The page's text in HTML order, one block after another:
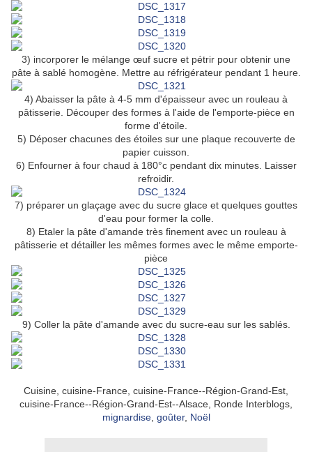
3) incorporer le mélange œuf sucre et pétrir pour obtenir une
pâte à sablé homogène. Mettre au réfrigérateur pendant 1 heure.
4) Abaisser la pâte à 4-5 mm d'épaisseur avec un rouleau à
pâtisserie. Découper des formes à l'aide de l'emporte-pièce en
forme d'étoile.
5) Déposer chacunes des étoiles sur une plaque recouverte de
papier cuisson.
6) Enfourner à four chaud à 180°c pendant dix minutes. Laisser
refroidir.
7) préparer un glaçage avec du sucre glace et quelques gouttes
d'eau pour former la colle.
8) Etaler la pâte d'amande très finement avec un rouleau à
pâtisserie et détailler les mêmes formes avec le même emporte-
pièce
9) Coller la pâte d'amande avec du sucre-eau sur les sablés.
Cuisine, cuisine-France, cuisine-France--Région-Grand-Est,
cuisine-France--Région-Grand-Est--Alsace, Ronde Interblogs,
mignardise, goûter, Noël